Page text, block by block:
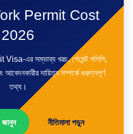
Permit Cost
2026
এর সম্ভাব্য খরচ, পেমেন্ট পলিসি,
আবেদনকারীর দায়িত্ব সম্পর্কে গুরুত্বপূর্ণ
তথ্য।
নীতিমালা পড়ুন